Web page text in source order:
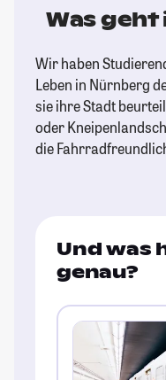
Was geht
Wir haben
Leben in Nürnberg
sie ihre Stadt
oder
die
Und was
genau?